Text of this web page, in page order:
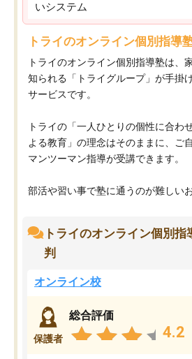
いシステム
トライのオンライン個別指導
トライのオンライン個別指導塾は、
知られる「トライグループ」が手掛
サービスです。
トライの「一人ひとりの個性に合わ
よる教育」の理念はそのままに、ご
マンツーマン指導が受講できます。
部活や習い事で塾に通うのが難しいお
トライのオンライン個別
判
オンライン校
保護者
総合評価
4.2